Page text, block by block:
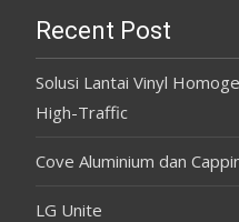
Recent Post
Solusi Lantai Vinyl
High-Traffic
Cove Aluminium dan
LG Unite